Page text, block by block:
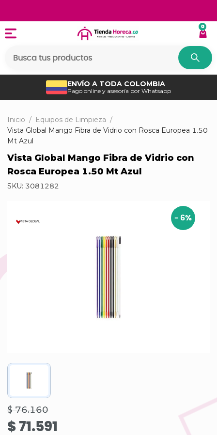
0
ENVÍO A TODA COLOMBIA
Pago online y asesoría por Whatsapp
Inicio / Equipos de Limpieza /
Vista Global Mango Fibra de Vidrio con Rosca Europea 1.50
Mt Azul
Vista Global Mango Fibra de Vidrio con
Rosca Europea 1.50 Mt Azul
SKU: 3081282
- 6%
$ 76.160
$ 71.591